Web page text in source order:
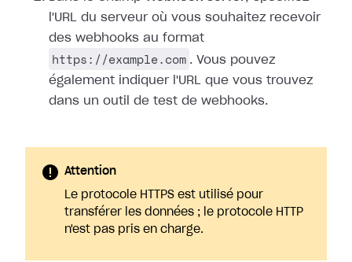
l'URL du serveur où vous souhaitez recevoir
des webhooks au format
https://example.com . Vous pouvez
également indiquer l'URL que vous trouvez
dans un outil de test de webhooks.
Attention
Le protocole HTTPS est utilisé pour
transférer les données ; le protocole HTTP
n'est pas pris en charge.